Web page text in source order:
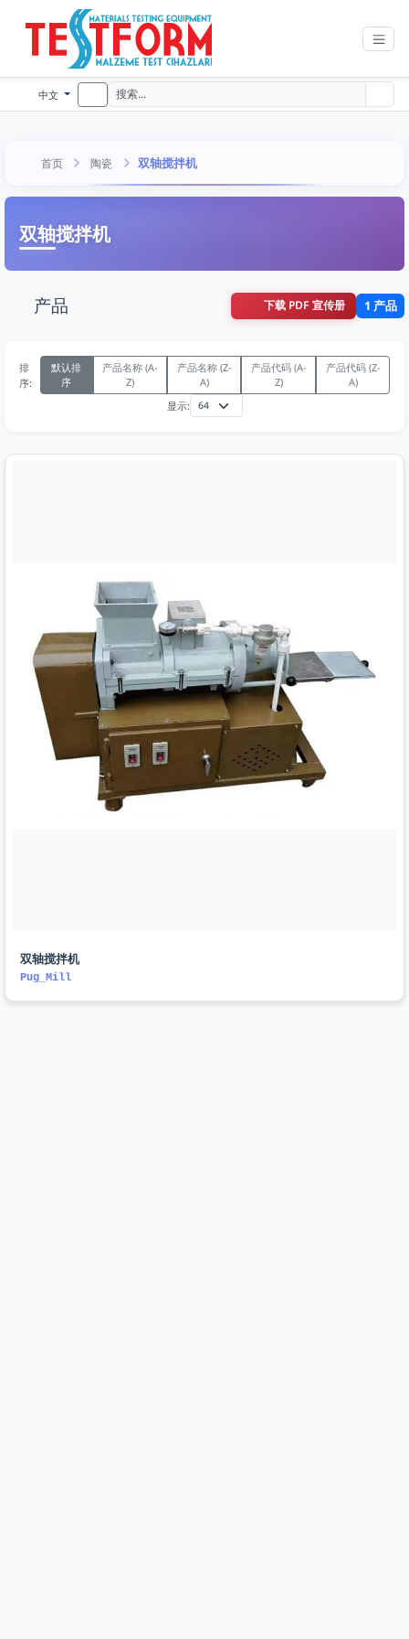
中文
首页 陶瓷 双轴搅拌机
双轴搅拌机
产品 下载 PDF 宣传册 1 产品
排
序:
默认排
序
产品名称 (A-
Z)
产品名称 (Z-
A)
产品代码 (A-
Z)
产品代码 (Z-
A)
显示:
双轴搅拌机
Pug_Mill